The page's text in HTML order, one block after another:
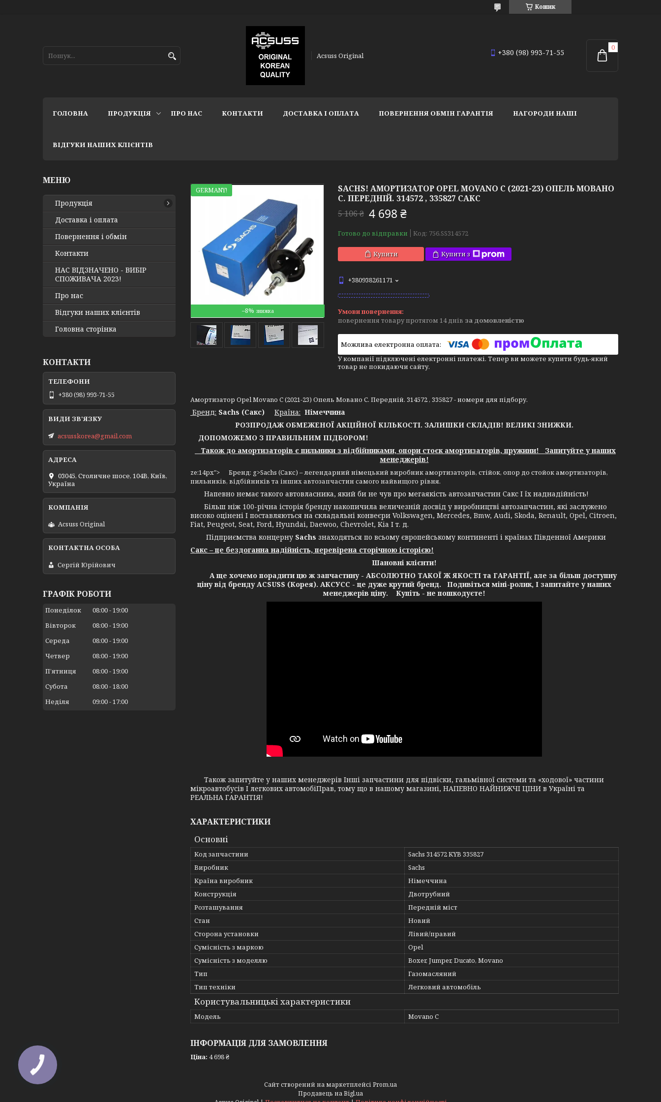
Кошик
Acsuss Original +380 (98) 993-71-55
ГОЛОВНА ПРОДУКЦІЯ ПРО НАС КОНТАКТИ ДОСТАВКА І ОПЛАТА ПОВЕРНЕННЯ ОБМІН ГАРАНТІЯ НАГОРОДИ НАШІ
ВІДГУКИ НАШИХ КЛІЄНТІВ
–8%
GERMANY!
SACHS! АМОРТИЗАТОР OPEL MOVANO C (2021-23) ОПЕЛЬ МОВАНО
С. ПЕРЕДНІЙ. 314572 , 335827 САКС
5 106 ₴ 4 698 ₴
Готово до відправки Код: 756.SS314572
Купити Купити з
+380938261171
повернення товару протягом 14 днів за домовленістю
У компанії підключені електронні платежі. Тепер ви можете купити будь-який
товар не покидаючи сайту.
Амортизатор Opel Movano C (2021-23) Опель Мовано С. Передній. 314572 , 335827 - номери для підбору.
Бренд: Sachs (Сакс) Країна: Німеччина
РОЗПРОДАЖ ОБМЕЖЕНОЇ АКЦІЙНОЇ КІЛЬКОСТІ. ЗАЛИШКИ СКЛАДІВ! ВЕЛИКІ ЗНИЖКИ.
ДОПОМОЖЕМО З ПРАВИЛЬНИМ ПІДБОРОМ!
Також до амортизаторів є пильники з відбійниками, опори стоєк амортизаторів, пружини! Запитуйте у наших
менеджерів!
ze:14px"> Бренд: g>Sachs (Сакс) – легендарний німецький виробник амортизаторів, стійок, опор до стойок амортизаторів,
пильників, відбійників та інших автозапчастин самого найвищого рівня.
Напевно немає такого автовласника, який би не чув про мегаякість автозапчастин Сакс І їх наднадійність!
Більш ніж 100-річна історія бренду накопичила величезній досвід у виробництві автозапчастин, які заслужено
високо оцінені І поставляються на складальні конвеєри Volkswagen, Mercedes, Bmw, Audi, Skoda, Renault, Opel, Citroen,
Fiat, Peugeot, Seat, Ford, Hyundai, Daewoo, Chevrolet, Kia І т. д.
Підприємства концерну Sachs знаходяться по всьому європейському континенті і країнах Південної Америки
Сакс – це бездоганна надійність, перевірена сторічною історією!
Шановні клієнти!
А ще хочемо порадити цю ж запчастину - АБСОЛЮТНО ТАКОЇ Ж ЯКОСТІ та ГАРАНТІЇ, але за більш доступну
ціну від бренду ACSUSS (Корея). АКСУСС - це дуже крутий бренд. Подивіться міні-ролик, І запитайте у наших
менеджерів ціну. Купіть - не пошкодуєте!
Також запитуйте у наших менеджерів Інші запчастини для підвіски, гальмівної системи та «ходової» частини
мікроавтобусів І легкових автомобіПрав, тому що в нашому магазині, НАПЕВНО НАЙНИЖЧІ ЦІНИ в Україні та
РЕАЛЬНА ГАРАНТІЯ!
ХАРАКТЕРИСТИКИ
Основні
Код запчастини
Sachs 314572 KYB 335827
Виробник
Sachs
Країна виробник
Німеччина
Конструкція
Двотрубний
Розташування
Передній міст
Стан
Новий
Сторона установки
Лівий/правий
Сумісність з маркою
Opel
Сумісність з моделлю
Boxer, Jumper, Ducato, Movano
Тип
Газомасляний
Тип техніки
Легковий автомобіль
Користувальницькі характеристики
Мoдель Movano C
ІНФОРМАЦІЯ ДЛЯ ЗАМОВЛЕННЯ
Ціна: 4 698 ₴
Продукція
Доставка і оплата
Повернення і обмін
Контакти
НАС ВІДЗНАЧЕНО - ВИБІР
СПОЖИВАЧА 2023!
Про нас
Відгуки наших клієнтів
Головна сторінка
КОНТАКТИ
+380 (98) 993-71-55
acsusskorea@gmail.com
03045, Столичне шосе, 104B, Київ,
Україна
Acsuss Original
Сергій Юрійович
ГРАФІК РОБОТИ
Понеділок 08:00 19:00
Вівторок
08:00 19:00
Середа
08:00 19:00
Четвер
08:00 19:00
Пʼятниця
08:00 19:00
Субота
08:00 18:00
Неділя
09:00 17:00
Сайт створений на маркетплейсі Prom.ua
Продавець на Bigl.ua